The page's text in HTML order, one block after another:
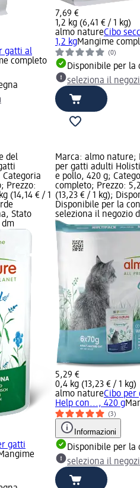
gatti al
completo
7,69 €
1,2 kg (6,41 € / 1 kg)
almo natureCibo
1,2 kgMangime
(0)
Disponibile per la
seleziona il
del
Prezzo:
(14,14 € / 1
Stato
dm
gatti
Marca: almo nature;
per gatti adulti
e pollo, 420 g;
completo; Prezzo:
(13,23 € / 1 kg);
Disponibile per la
seleziona il negozio
5,29 €
0,4 kg (13,23 € / 1 kg)
almo natureCibo
Help con..., 420 g
(3)
Informazioni
Disponibile per la
seleziona il